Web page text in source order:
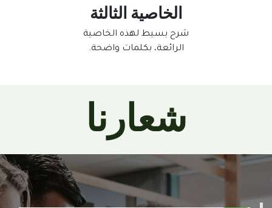
الخاصية الثالثة
شرح بسيط لهذه الخاصية
الرائعة، بكلمات واضحة.
شعارنا